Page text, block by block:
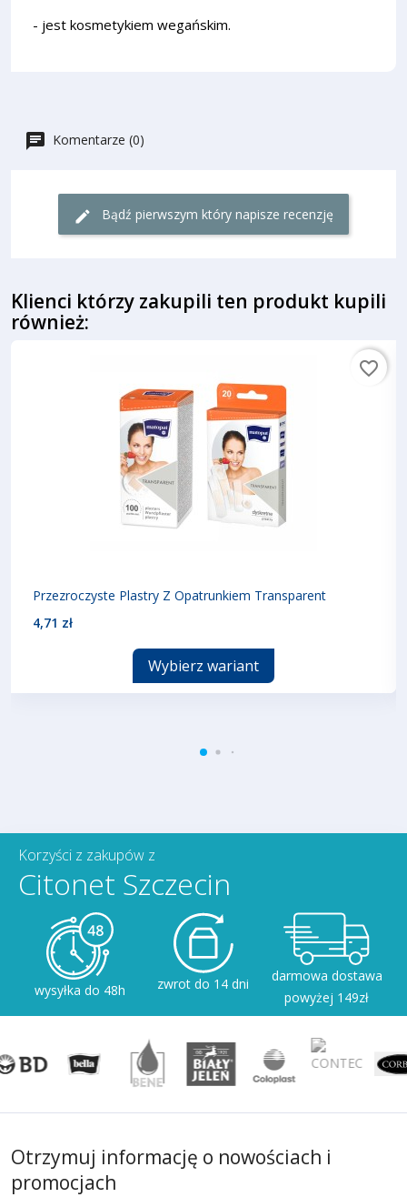
- jest kosmetykiem wegańskim.
Komentarze (0)
Bądź pierwszym który napisze recenzję
Klienci którzy zakupili ten produkt kupili
również:
Przezroczyste Plastry Z Opatrunkiem Transparent
4,71 zł
Wybierz wariant
favorite_border
Korzyści z zakupów z
Citonet Szczecin
wysyłka do 48h zwrot do 14 dni
darmowa dostawa
powyżej 149zł
Otrzymuj informację o nowościach i
promocjach